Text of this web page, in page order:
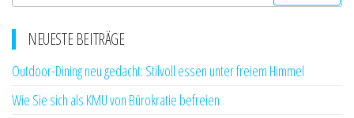
NEUESTE BEITRÄGE
Outdoor-Dining neu gedacht: Stilvoll essen unter freiem Himmel
Wie Sie sich als KMU von Bürokratie befreien